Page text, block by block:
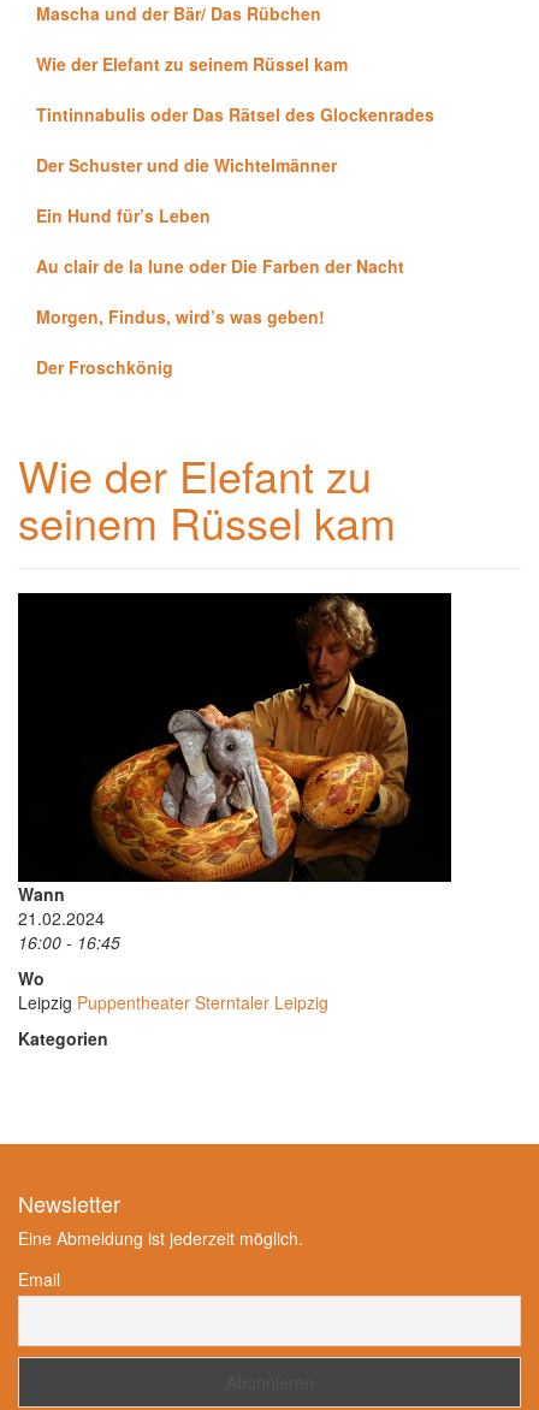
Mascha und der Bär/ Das Rübchen
Wie der Elefant zu seinem Rüssel kam
Tintinnabulis oder Das Rätsel des Glockenrades
Der Schuster und die Wichtelmänner
Ein Hund für’s Leben
Au clair de la lune oder Die Farben der Nacht
Morgen, Findus, wird’s was geben!
Der Froschkönig
Wie der Elefant zu
seinem Rüssel kam
Wann
21.02.2024
16:00 - 16:45
Wo
Leipzig Puppentheater Sterntaler Leipzig
Kategorien
Newsletter
Eine Abmeldung ist jederzeit möglich.
Email